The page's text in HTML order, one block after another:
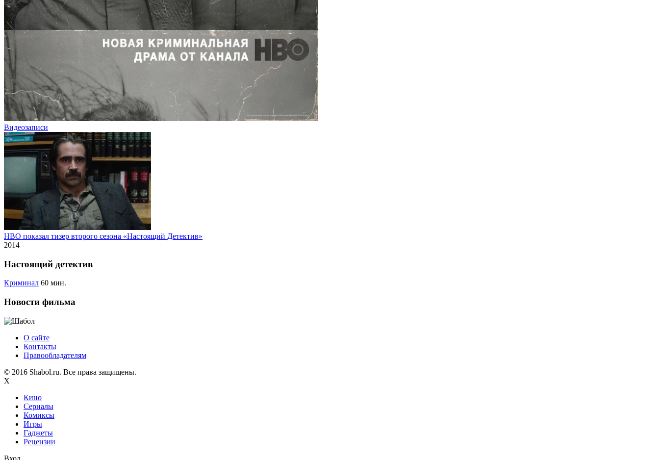
Видеозаписи
HBO показал тизер второго сезона «Настоящий Детектив»
2014
Настоящий детектив
Криминал 60 мин.
Новости фильма
О сайте
Контакты
Правообладателям
© 2016 Shabol.ru. Все права защищены.
X
Кино
Сериалы
Комиксы
Игры
Гаджеты
Рецензии
Вход